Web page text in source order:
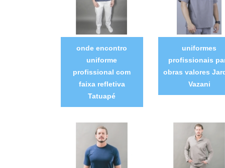
onde encontro
uniforme
profissional com
faixa refletiva
Tatuapé
uniformes
profissionais
obras valores
Vazani